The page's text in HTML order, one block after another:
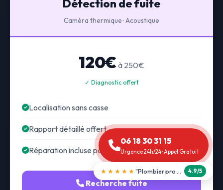
Détection de fuite
Caméra thermique · Acoustique
120€ à 250€
✓ Diagnostic offert
Localisation sans casse
Rapport détaillé offert
Réparation incluse possible
Recherche fuite
06 18 30 31 15
Urgence 24h/24 · Appel Gratuit
★★★★★ "Débouchage WC en 30 min" 5.0/5